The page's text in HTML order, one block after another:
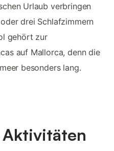
Urlaub verbringen
drei Schlafzimmern
gehört zur
auf Mallorca, denn die
besonders lang.
Aktivitäten